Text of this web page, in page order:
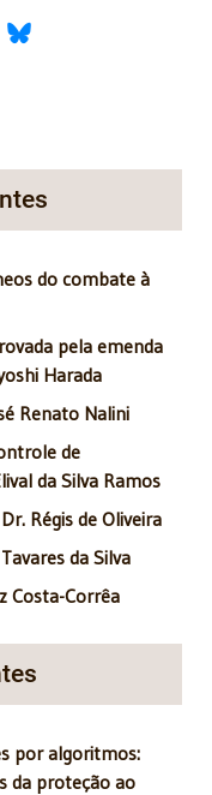
3/6/2016no novo CPC na
do combate à
pela emenda
Harada
Renato Nalini
de
da Silva Ramos
Régis de Oliveira
da Silva
Costa-Corrêa
por algoritmos:
da proteção ao